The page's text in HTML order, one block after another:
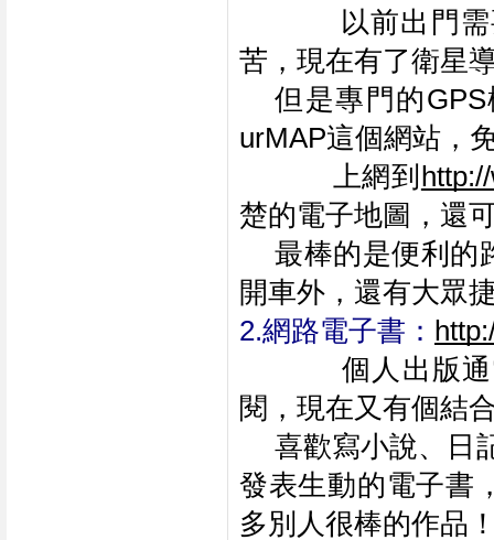
以前出門
苦，現在有了衛星
但是專門的
urMAP這個網站，
上網到
楚的電子地圖，還
最棒的是便利的
開車外，還有大眾
2.網路電子書：
個人出版
閱，現在又有個結
喜歡寫小說、日
發表生動的電子書
多別人很棒的作品